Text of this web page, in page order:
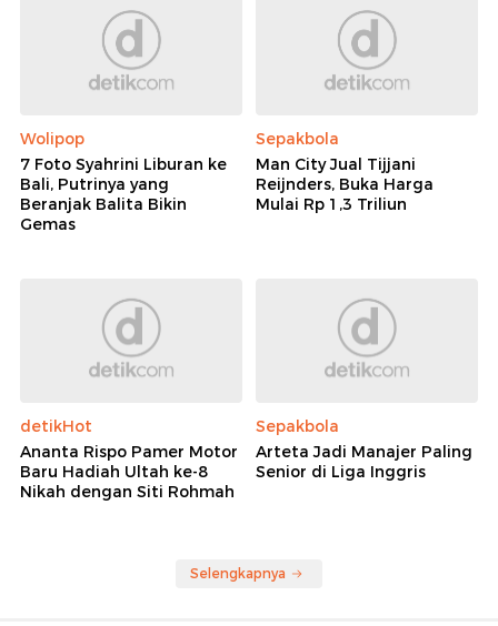
Wolipop
7 Foto Syahrini Liburan ke
Bali, Putrinya yang
Beranjak Balita Bikin
Gemas
Sepakbola
Man City Jual Tijjani
Reijnders, Buka Harga
Mulai Rp 1,3 Triliun
detikHot
Ananta Rispo Pamer Motor
Baru Hadiah Ultah ke-8
Nikah dengan Siti Rohmah
Sepakbola
Arteta Jadi Manajer Paling
Senior di Liga Inggris
Selengkapnya